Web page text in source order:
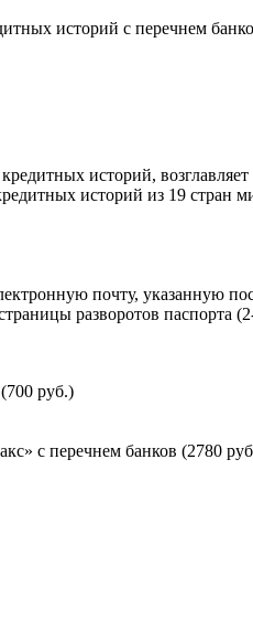
историй с перечнем
историй,
историй из 19 стран
почту, указанную
разворотов паспорта
руб.)
с перечнем банков (2780